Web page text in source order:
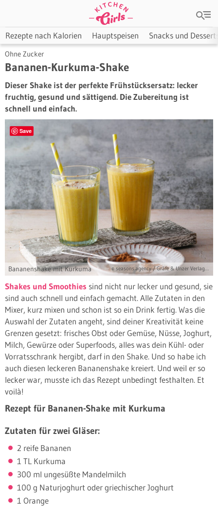
Rezepte nach Kalorien Hauptspeisen Snacks und
Ohne Zucker
Bananen-Kurkuma-Shake
Dieser Shake ist der perfekte Frühstücksersatz: lecker
fruchtig, gesund und sättigend. Die Zubereitung ist
schnell und einfach.
Save
Bananenshake mit Kurkuma © seasons.agency / Gräfe & Unzer Verlag / Kramp + Gölling
Shakes und Smoothies sind nicht nur lecker und gesund, sie
sind auch schnell und einfach gemacht. Alle Zutaten in den
Mixer, kurz mixen und schon ist so ein Drink fertig. Was die
Auswahl der Zutaten angeht, sind deiner Kreativität keine
Grenzen gesetzt: frisches Obst oder Gemüse, Nüsse, Joghurt,
Milch, Gewürze oder Superfoods, alles was dein Kühl- oder
Vorratsschrank hergibt, darf in den Shake. Und so habe ich
auch diesen leckeren Bananenshake kreiert. Und weil er so
lecker war, musste ich das Rezept unbedingt festhalten. Et
voilà!
Rezept für Bananen-Shake mit Kurkuma
Zutaten für zwei Gläser:
2 reife Bananen
1 TL Kurkuma
300 ml ungesüßte Mandelmilch
100 g Naturjoghurt oder griechischer Joghurt
1 Orange